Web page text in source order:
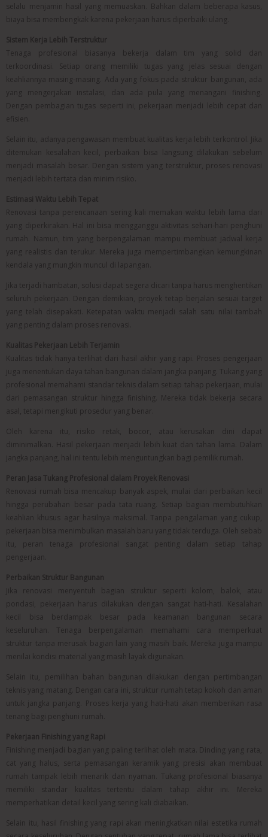
selalu menjamin hasil yang memuaskan. Bahkan dalam beberapa kasus,
biaya bisa membengkak karena pekerjaan harus diperbaiki ulang.
Sistem Kerja Lebih Terstruktur
Tenaga profesional biasanya bekerja dalam tim yang solid dan
terkoordinasi. Setiap orang memiliki tugas yang jelas sesuai dengan
keahliannya masing-masing. Ada yang fokus pada struktur bangunan, ada
yang mengerjakan instalasi, dan ada pula yang menangani finishing.
Dengan pembagian tugas seperti ini, pekerjaan menjadi lebih cepat dan
efisien.
Selain itu, adanya pengawasan membuat kualitas kerja lebih terkontrol. Jika
ditemukan kesalahan kecil, perbaikan bisa langsung dilakukan sebelum
menjadi masalah besar. Dengan sistem yang terstruktur, proses renovasi
menjadi lebih tertata dan minim risiko.
Estimasi Waktu Lebih Tepat
Renovasi tanpa perencanaan sering kali memakan waktu lebih lama dari
yang diperkirakan. Hal ini bisa mengganggu aktivitas sehari-hari penghuni
rumah. Namun, tim yang berpengalaman mampu membuat jadwal kerja
yang realistis dan terukur. Mereka juga mempertimbangkan kemungkinan
kendala yang mungkin muncul di lapangan.
Jika terjadi hambatan, solusi dapat segera dicari tanpa harus menghentikan
seluruh pekerjaan. Dengan demikian, proyek tetap berjalan sesuai target
yang telah disepakati. Ketepatan waktu menjadi salah satu nilai tambah
yang penting dalam proses renovasi.
Kualitas Pekerjaan Lebih Terjamin
Kualitas tidak hanya terlihat dari hasil akhir yang rapi. Proses pengerjaan
juga menentukan daya tahan bangunan dalam jangka panjang. Tukang yang
profesional memahami standar teknis dalam setiap tahap pekerjaan, mulai
dari pemasangan struktur hingga finishing. Mereka tidak bekerja secara
asal, tetapi mengikuti prosedur yang benar.
Oleh karena itu, risiko retak, bocor, atau kerusakan dini dapat
diminimalkan. Hasil pekerjaan menjadi lebih kuat dan tahan lama. Dalam
jangka panjang, hal ini tentu lebih menguntungkan bagi pemilik rumah.
Peran Jasa Tukang Profesional dalam Proyek Renovasi
Renovasi rumah bisa mencakup banyak aspek, mulai dari perbaikan kecil
hingga perubahan besar pada tata ruang. Setiap bagian membutuhkan
keahlian khusus agar hasilnya maksimal. Tanpa pengalaman yang cukup,
pekerjaan bisa menimbulkan masalah baru yang tidak terduga. Oleh sebab
itu, peran tenaga profesional sangat penting dalam setiap tahap
pengerjaan.
Perbaikan Struktur Bangunan
Jika renovasi menyentuh bagian struktur seperti kolom, balok, atau
pondasi, pekerjaan harus dilakukan dengan sangat hati-hati. Kesalahan
kecil bisa berdampak besar pada keamanan bangunan secara
keseluruhan. Tenaga berpengalaman memahami cara memperkuat
struktur tanpa merusak bagian lain yang masih baik. Mereka juga mampu
menilai kondisi material yang masih layak digunakan.
Selain itu, pemilihan bahan bangunan dilakukan dengan pertimbangan
teknis yang matang. Dengan cara ini, struktur rumah tetap kokoh dan aman
untuk jangka panjang. Proses kerja yang hati-hati akan memberikan rasa
tenang bagi penghuni rumah.
Pekerjaan Finishing yang Rapi
Finishing menjadi bagian yang paling terlihat oleh mata. Dinding yang rata,
cat yang halus, serta pemasangan keramik yang presisi akan membuat
rumah tampak lebih menarik dan nyaman. Tukang profesional biasanya
memiliki standar kualitas tertentu dalam tahap akhir ini. Mereka
memperhatikan detail kecil yang sering kali diabaikan.
Selain itu, hasil finishing yang rapi akan meningkatkan nilai estetika rumah